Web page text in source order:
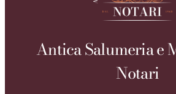
Antica Salumeria e
Notari